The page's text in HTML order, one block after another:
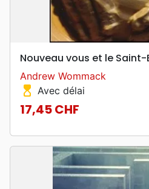
Nouveau vous et le Saint-
Andrew Wommack
hourglass_top Avec délai
Prix
17,45 CHF